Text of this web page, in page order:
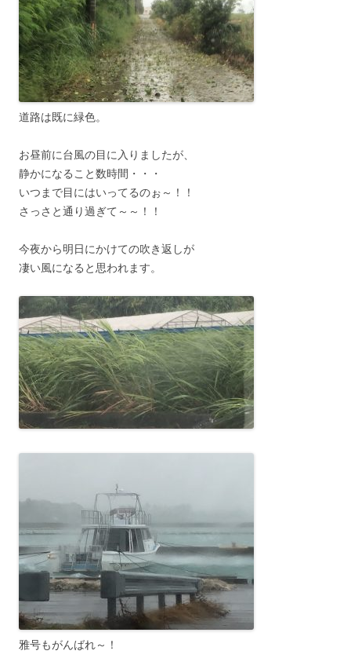
道路は既に緑色。
お昼前に台風の目に入りましたが、
静かになること数時間・・・
いつまで目にはいってるのぉ～！！
さっさと通り過ぎて～～！！
今夜から明日にかけての吹き返しが
凄い風になると思われます。
雅号もがんばれ～！